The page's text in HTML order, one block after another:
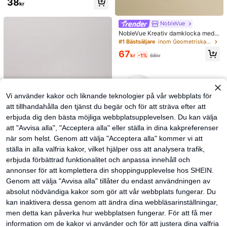
38kr
#Blomsterfestglädje
EU Warehouse Blommig ihålig vävd v
irkad väska, boho strandväska för k
vinnor, premium plisserad handväsk
a, avslappnad semesterplånbok, se
mesternödvändigheter, resortwear
130kr
NobleVue
NobleVue Kreativ damklocka med r
omerska siffror, liten fyrkantig urtav
la, metallkedja och kvartsverk, för d
aglig matchning, födelsedags- och j
#1 Bästsäljare inom Geometriska Kvinnor kvarts klockor
67kr -1% 68kr
Lightning trådbundna hörlurar med
Vi använder kakor och liknande teknologier på vår webbplats för
att tillhandahålla den tjänst du begär och för att sträva efter att
erbjuda dig den bästa möjliga webbplatsupplevelsen. Du kan välja
att "Avvisa alla", "Acceptera alla" eller ställa in dina kakpreferenser
när som helst. Genom att välja "Acceptera alla" kommer vi att
ställa in alla valfria kakor, vilket hjälper oss att analysera trafik,
erbjuda förbättrad funktionalitet och anpassa innehåll och
annonser för att komplettera din shoppingupplevelse hos SHEIN.
Genom att välja "Avvisa alla" tillåter du endast användningen av
absolut nödvändiga kakor som gör att vår webbplats fungerar. Du
kan inaktivera dessa genom att ändra dina webbläsarinställningar,
men detta kan påverka hur webbplatsen fungerar. För att få mer
information om de kakor vi använder och för att justera dina valfria